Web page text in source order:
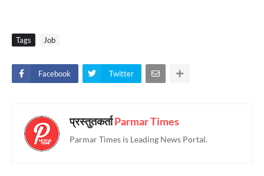
Tags Job
Facebook Twitter
प्रस्तुतकर्ताParmar Times
Parmar Times is Leading News Portal.